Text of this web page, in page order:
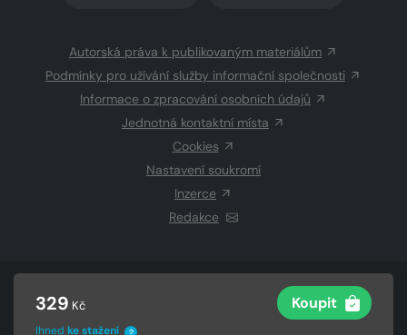
329 Kč Koupit
Ihned ke stažení
Autorská práva k publikovaným materiálům
Podmínky pro užívání služby informační společnosti
Informace o zpracování osobních údajů
Jednotná kontaktní místa
Cookies
Nastavení soukromí
Inzerce
Redakce
CZECH NEWS CENTER a.s.a dodavatelé
Vysázeno